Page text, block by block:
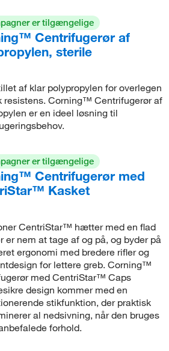
er tilgængelige
Centrifugerør af
sterile
af klar polypropylen for overlegen
resistens. Corning™ Centrifugerør af
er en ideel løsning til
er tilgængelige
Centrifugerør med
Kasket
CentriStar™ hætter med en flad
er nem at tage af og på, og byder på
ergonomi med bredere rifler og
for lettere greb. Corning™
med CentriStar™ Caps
design kommer med en
stikfunktion, der praktisk
al nedsivning, når den bruges
forhold.